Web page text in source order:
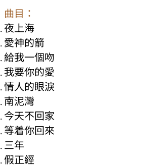
曲目：
夜上海
愛神的箭
給我一個吻
我要你的愛
情人的眼淚
南泥灣
今天不回家
等着你回來
三年
假正經